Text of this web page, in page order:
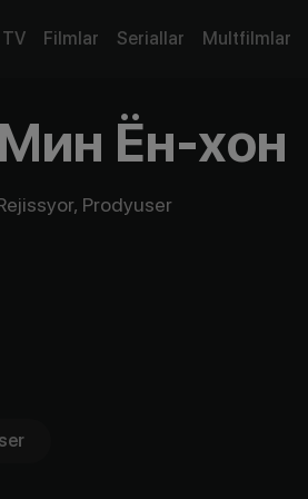
TV Filmlar Seriallar Multfilmlar
Мин Ён-хон
Prodyuser